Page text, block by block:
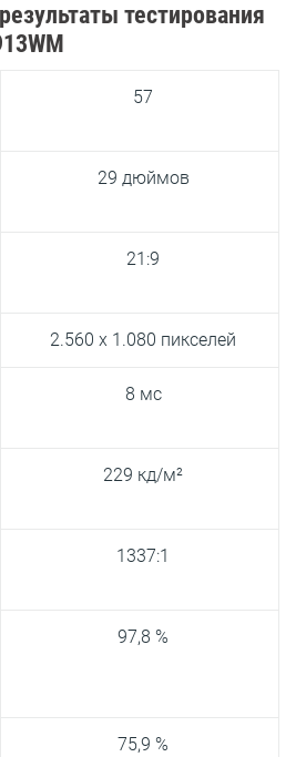
тестирования
57
29 дюймов
21:9
2.560 x 1.080 пикселей
8 мс
229 кд/м²
1337:1
97,8 %
75,9 %